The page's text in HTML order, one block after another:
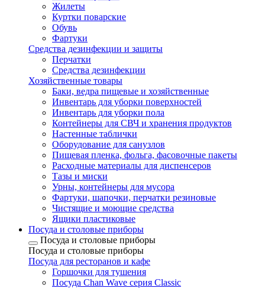
Жилеты
Куртки поварские
Обувь
Фартуки
Средства дезинфекции и защиты
Перчатки
Средства дезинфекции
Хозяйственные товары
Баки, ведра пищевые и хозяйственные
Инвентарь для уборки поверхностей
Инвентарь для уборки пола
Контейнеры для СВЧ и хранения продуктов
Настенные таблички
Оборудование для санузлов
Пищевая пленка, фольга, фасовочные пакеты
Расходные материалы для диспенсеров
Тазы и миски
Урны, контейнеры для мусора
Фартуки, шапочки, перчатки резиновые
Чистящие и моющие средства
Ящики пластиковые
Посуда и столовые приборы
Посуда и столовые приборы
Посуда и столовые приборы
Посуда для ресторанов и кафе
Горшочки для тушения
Посуда Chan Wave серия Classic